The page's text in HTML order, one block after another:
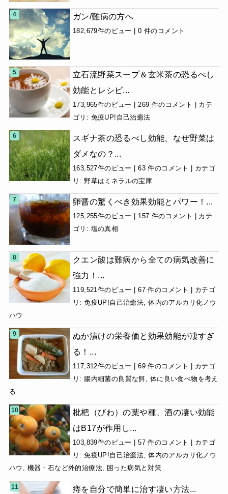
ガン/難病の方へ
182,679件のビュー |0 件のコメント
立石流野菜スープ＆玄米茶の恐るべし
効能とレシピ...
173,965件のビュー | 269 件のコメント | カテ
ゴリ: 免疫UP!自己治癒法
スギナ茶の恐るべし効能、なぜ野菜は
ダメなの？...
163,527件のビュー |63 件のコメント
カテゴ
リ: 野草はミネラルの宝庫
卵醤の驚くべき効果効能とパワー！...
125,255件のビュー 157 件のコメント
カテ
ゴリ: 塩の真相
クエン酸は難病から全ての病気改善に
強力！...
119,521件のビュー |67 件のコメント | カテゴ
リ:免疫UP!自己治癒法 ,体内のアルカリ化ノウ
ハウ
ぬか漬けの栄養価と効果効能が凄すぎ
る！...
117,312件のビュー |69 件のコメント
カテゴ
リ: 腸内細菌の良質な餌, 体に良い食べ物を考え
る
枇杷（びわ）の葉や種、酒の凄い効能
はB17が作用し...
103,839件のビュー |57 件のコメント
カテゴ
リ:免疫UP!自己治癒法,体内のアルカリ化ノウ
ハウ , 機器・石など外的治療法, 困った病気と対策
痔を自分で簡単に治す凄い方法...